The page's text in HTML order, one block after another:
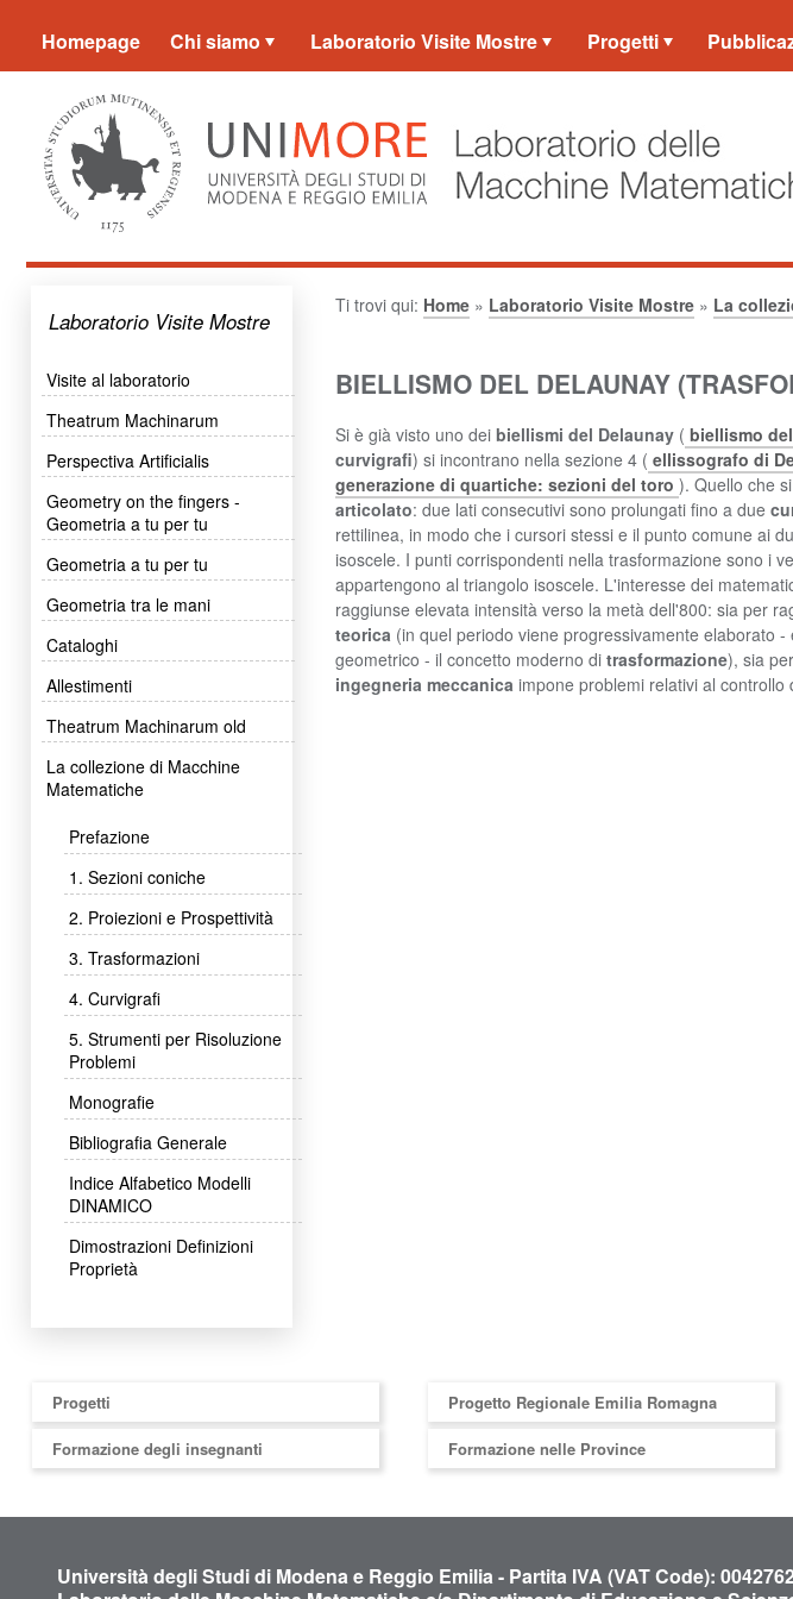
Homepage Chi siamo Laboratorio Visite Mostre Progetti
Laboratorio Visite Mostre
Visite al laboratorio
Theatrum Machinarum
Perspectiva Artificialis
Geometry on the fingers -
Geometria a tu per tu
Geometria a tu per tu
Geometria tra le mani
Cataloghi
Allestimenti
Theatrum Machinarum old
La collezione di Macchine
Matematiche
Prefazione
1. Sezioni coniche
2. Proiezioni e Prospettività
3. Trasformazioni
4. Curvigrafi
5. Strumenti per Risoluzione
Problemi
Monografie
Bibliografia Generale
Indice Alfabetico Modelli
DINAMICO
Dimostrazioni Definizioni
Proprietà
Ti trovi qui: Home » Laboratorio Visite Mostre » La
BIELLISMO DEL DELAUNAY
Si è già visto uno dei biellismi del Delaunay ( biellismo
curvigrafi) si incontrano nella sezione 4 ( ellissografo di
generazione di quartiche: sezioni del toro ). Quello che
articolato: due lati consecutivi sono prolungati fino a due
rettilinea, in modo che i cursori stessi e il punto comune ai
isoscele. I punti corrispondenti nella trasformazione sono i
appartengono al triangolo isoscele. L'interesse dei
raggiunse elevata intensità verso la metà dell'800: sia per
teorica (in quel periodo viene progressivamente elaborato -
geometrico - il concetto moderno di trasformazione), sia per
ingegneria meccanica impone problemi relativi al
Progetti
Formazione degli insegnanti
Progetto Regionale Emilia Romagna
Formazione nelle Province
Università degli Studi di Modena e Reggio Emilia - Partita IVA (VAT Code):